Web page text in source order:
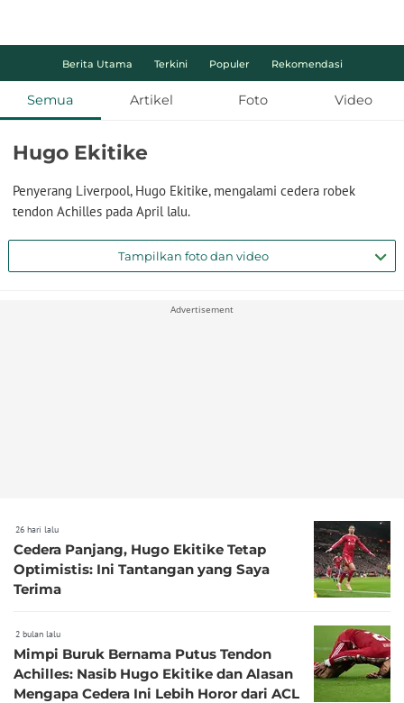
Berita Utama Terkini Populer Rekomendasi
Semua Artikel Foto Video
Hugo Ekitike
Penyerang Liverpool, Hugo Ekitike, mengalami cedera robek
tendon Achilles pada April lalu.
Tampilkan foto dan video
Advertisement
26 hari lalu
Cedera Panjang, Hugo Ekitike Tetap
Optimistis: Ini Tantangan yang Saya
Terima
2 bulan lalu
Mimpi Buruk Bernama Putus Tendon
Achilles: Nasib Hugo Ekitike dan Alasan
Mengapa Cedera Ini Lebih Horor dari ACL